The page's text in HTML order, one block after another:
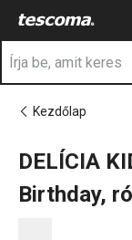
A DELÍCIA KIDS
Kezdőlap
DELÍCIA
Birthday,